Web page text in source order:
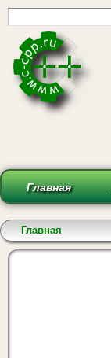
Главная
Вы здесь
Главная